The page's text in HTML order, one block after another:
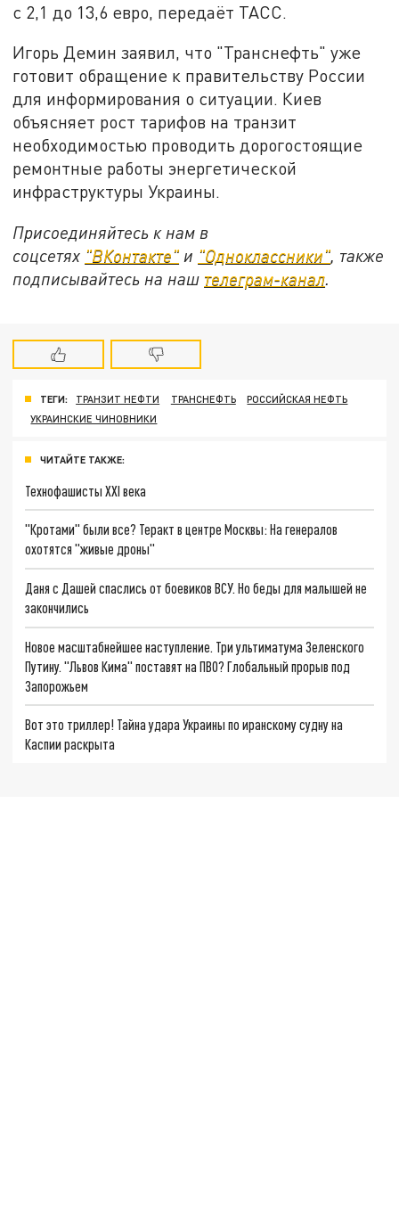
с 2,1 до 13,6 евро, передаёт ТАСС.
Игорь Демин заявил, что "Транснефть" уже
готовит обращение к правительству России
для информирования о ситуации. Киев
объясняет рост тарифов на транзит
необходимостью проводить дорогостоящие
ремонтные работы энергетической
инфраструктуры Украины.
Присоединяйтесь к нам в
соцсетях "ВКонтакте" и "Одноклассники", также
подписывайтесь на наш телеграм-канал.
ТЕГИ: ТРАНЗИТ НЕФТИ ТРАНСНЕФТЬ
РОССИЙСКАЯ НЕФТЬ
УКРАИНСКИЕ ЧИНОВНИКИ
ЧИТАЙТЕ ТАКЖЕ:
Технофашисты XXI века
"Кротами" были все? Теракт в центре Москвы: На генералов
охотятся "живые дроны"
Даня с Дашей спаслись от боевиков ВСУ. Но беды для малышей не
закончились
Новое масштабнейшее наступление. Три ультиматума Зеленского
Путину. "Львов Кима" поставят на ПВО? Глобальный прорыв под
Запорожьем
Вот это триллер! Тайна удара Украины по иранскому судну на
Каспии раскрыта